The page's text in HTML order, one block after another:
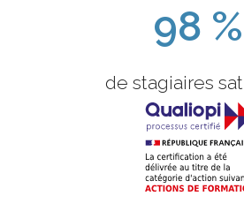
98 %
de stagiaires